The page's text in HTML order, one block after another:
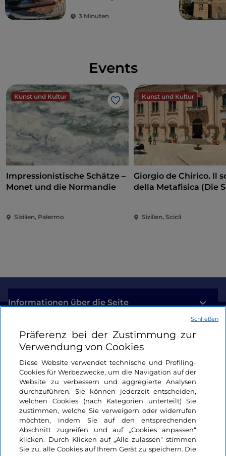
3 Minuten
Events
Kunst und Kultur
Like
Impressionistische Schätze –
Monet und die Normandie
Sizilien, Palermo
Kunst und Kultur
Giorgio de Chirico. Il
della Metafisica (Die
Sizilien, Scicli
Informationen über die Seite
Nützliche Links
Login
Bleiben wir in Kontakt
Präferenz bei der Zustimmung zur
Verwendung von Cookies
Diese Website verwendet technische und Profiling-
Cookies für Werbezwecke, um die Navigation auf der
Website zu verbessern und aggregierte Analysen
durchzuführen. Sie können jederzeit entscheiden,
welchen Cookies (nach Kategorien unterteilt) Sie
zustimmen, welche Sie verweigern oder widerrufen
möchten, indem Sie auf den entsprechenden
Abschnitt zugreifen und auf „Cookies anpassen“
klicken. Durch Klicken auf „Alle zulassen“ stimmen
Sie zu, alle Cookies auf Ihrem Gerät zu speichern. Die
Schließen